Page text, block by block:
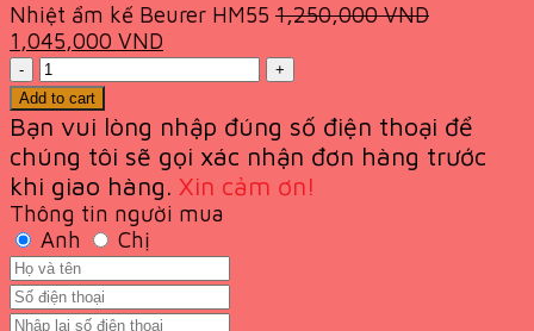
Nhiệt ẩm kế Beurer HM55 1,250,000VND
Original
price
was:
1,250,000 VND.
1,045,000 VND
price
1,045,000 VND.
Quantity
Add to cart
Bạn vui lòng nhập đúng số điện thoại để
chúng tôi sẽ gọi xác nhận đơn hàng trước
khi giao hàng. Xin cảm ơn!
Thông tin người mua
Anh
Chị